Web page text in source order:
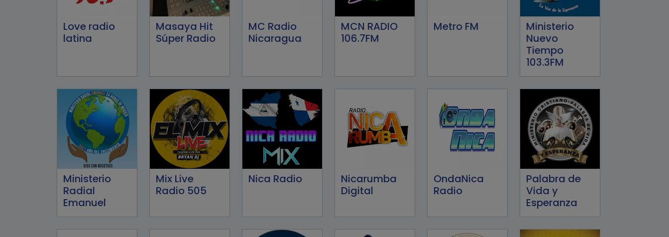
Love radio
latina
Masaya Hit
Súper Radio
MC Radio
Nicaragua
MCN RADIO
106.7FM
Metro FM
Ministerio
Nuevo
Tiempo
103.3FM
Ministerio
Radial
Emanuel
Mix Live
Radio 505
Nica Radio
Nicarumba
Digital
OndaNica
Radio
Palabra de
Vida y
Esperanza